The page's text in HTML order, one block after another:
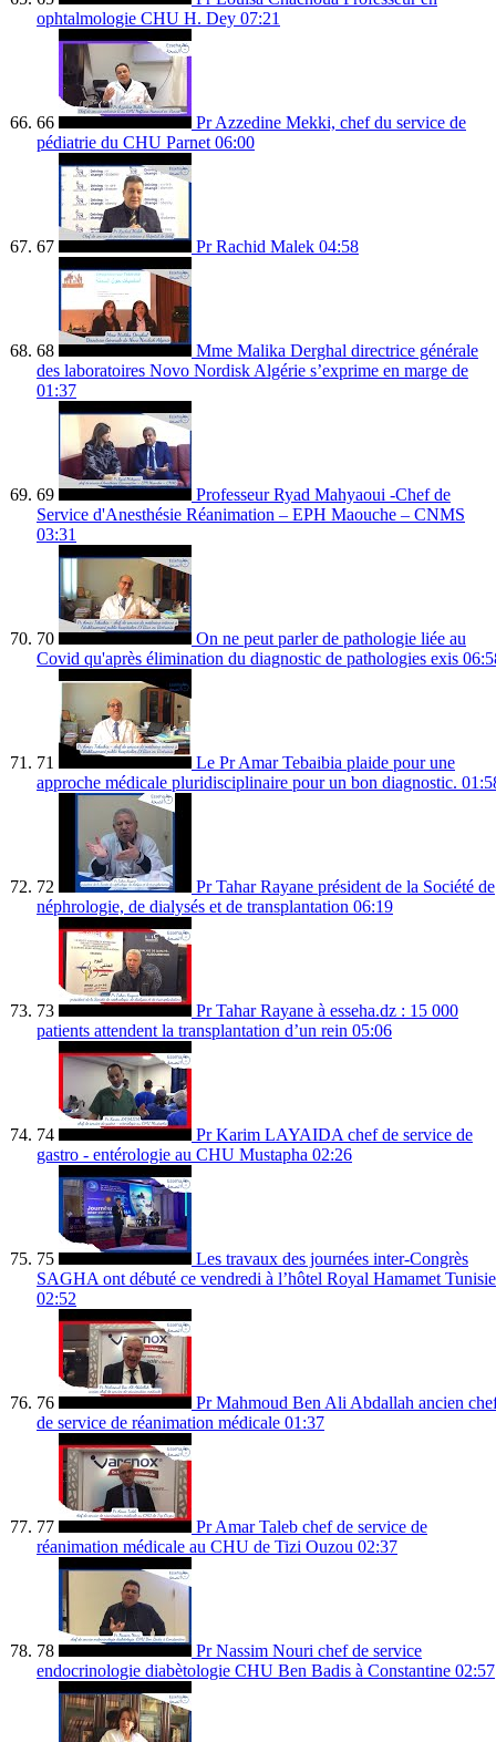
ophtalmologie CHU H. Dey 07:21
66
Pr Azzedine Mekki, chef du service de
pédiatrie du CHU Parnet 06:00
67 Pr Rachid Malek 04:58
68
Mme Malika Derghal directrice générale
des laboratoires Novo Nordisk Algérie s’exprime en marge de
01:37
69
Professeur Ryad Mahyaoui -Chef de
Service d'Anesthésie Réanimation – EPH Maouche – CNMS
03:31
70
On ne peut parler de pathologie liée au
Covid qu'après élimination du diagnostic de pathologies exis
71
Le Pr Amar Tebaibia plaide pour une
approche médicale pluridisciplinaire pour un bon diagnostic.
72
Pr Tahar Rayane président de la Société de
néphrologie, de dialysés et de transplantation 06:19
73
Pr Tahar Rayane à esseha.dz : 15 000
patients attendent la transplantation d’un rein 05:06
74
Pr Karim LAYAIDA chef de service de
gastro - entérologie au CHU Mustapha 02:26
75
Les travaux des journées inter-Congrès
SAGHA ont débuté ce vendredi à l’hôtel Royal Hamamet Tunisie
02:52
76
Pr Mahmoud Ben Ali Abdallah ancien
de service de réanimation médicale 01:37
77
Pr Amar Taleb chef de service de
réanimation médicale au CHU de Tizi Ouzou 02:37
78
Pr Nassim Nouri chef de service
endocrinologie diabètologie CHU Ben Badis à Constantine 02:57